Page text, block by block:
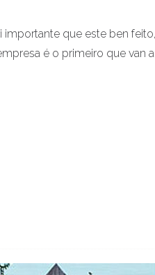
importante que este ben
é o primeiro que van a